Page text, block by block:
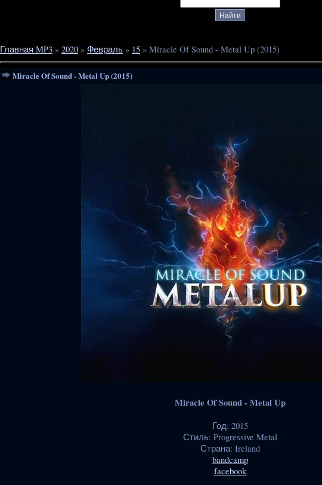
Главная MP3 » 2020 » Февраль » 15 » Miracle Of Sound - Metal Up (2015)
Miracle Of Sound - Metal Up (2015)
Miracle Of Sound - Metal Up
Год: 2015
Стиль: Progressive Metal
Страна: Ireland
bandcamp
facebook